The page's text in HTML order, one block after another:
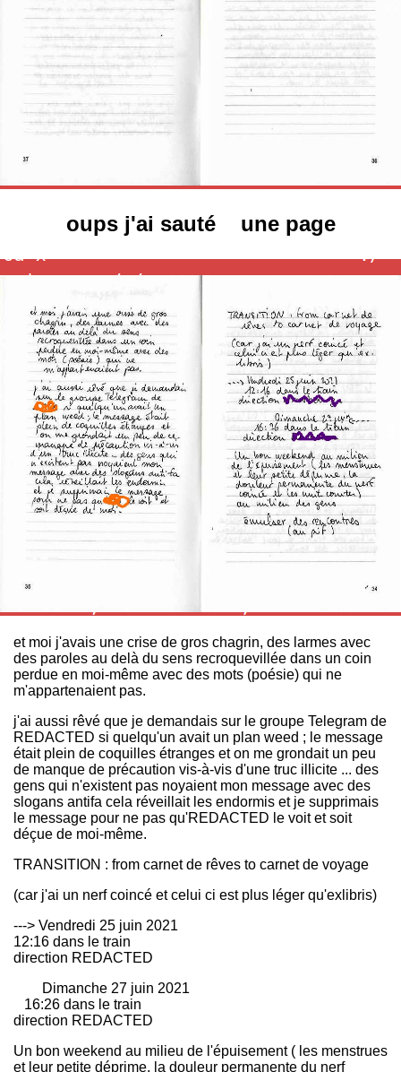
oups j'ai sauté une page
et moi j'avais une crise de gros chagrin, des larmes avec
des paroles au delà du sens recroquevillée dans un coin
perdue en moi-même avec des mots (poésie) qui ne
m'appartenaient pas.
j'ai aussi rêvé que je demandais sur le groupe Telegram de
REDACTED si quelqu'un avait un plan weed ; le message
était plein de coquilles étranges et on me grondait un peu
de manque de précaution vis-à-vis d'une truc illicite ... des
gens qui n'existent pas noyaient mon message avec des
slogans antifa cela réveillait les endormis et je supprimais
le message pour ne pas qu'REDACTED le voit et soit
déçue de moi-même.
TRANSITION : from carnet de rêves to carnet de voyage
(car j'ai un nerf coincé et celui ci est plus léger qu'exlibris)
---> Vendredi 25 juin 2021
12:16 dans le train
direction REDACTED
Dimanche 27 juin 2021
16:26 dans le train
direction REDACTED
Un bon weekend au milieu de l'épuisement ( les menstrues
et leur petite déprime, la douleur permanente du nerf